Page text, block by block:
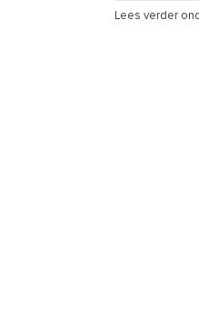
Lees verder